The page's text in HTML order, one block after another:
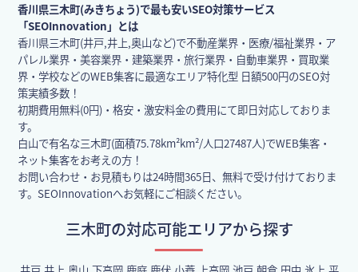
香川県三木町(みきちょう)で最も安いSEO対策サービス
「SEOInnovation」とは
香川県三木町(井戸,井上,奥山など)で不動産業界・医療/福祉業界・ア
パレル業界・美容業界・建築業界・旅行業界・自動車業界・買取業
界・学校などのWEB集客に最適なエリア特化型 日額500円のSEO対
策実績多数！
初期費用無料(0円)・格安・激安料金の費用にて即日対応しておりま
す。
白山で有名な三木町(面積75.78km²km²/人口27487人)でWEB集客・
ネット集客をお考えの方！
お問い合わせ・お見積もりは24時間365日、無料で受け付けておりま
す。SEOInnovationへお気軽にご相談ください。
三木町の対応可能エリアから探す